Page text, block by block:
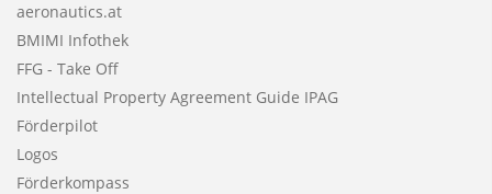
aeronautics.at
BMIMI Infothek
FFG - Take Off
Intellectual Property Agreement Guide IPAG
Förderpilot
Logos
Förderkompass